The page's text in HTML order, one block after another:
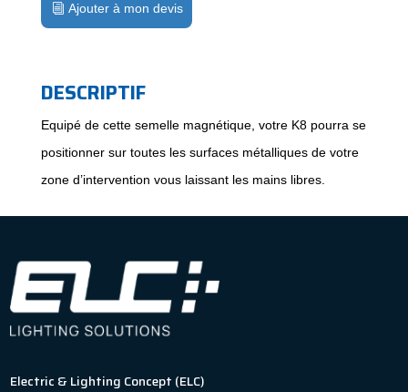
Ajouter à mon devis
DESCRIPTIF
Equipé de cette semelle magnétique, votre K8 pourra se
positionner sur toutes les surfaces métalliques de votre
zone d’intervention vous laissant les mains libres.
Electric & Lighting Concept (ELC)